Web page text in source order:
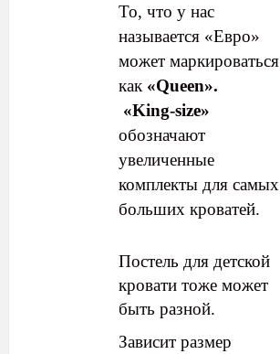
То, что у нас
называется «Евро»
может маркироваться
как «Queen».
«King-size»
обозначают
увеличенные
комплекты для самых
больших кроватей.
Постель для детской
кровати тоже может
быть разной.
Зависит размер